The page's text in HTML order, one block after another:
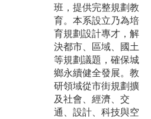
班，提供完整規劃教
育。本系設立乃為培
育規劃設計專才，解
決都市、區域、國土
等規劃議題，確保城
鄉永續健全發展。教
研領域從市街規劃擴
及社會、經濟、交
通、設計、科技與空